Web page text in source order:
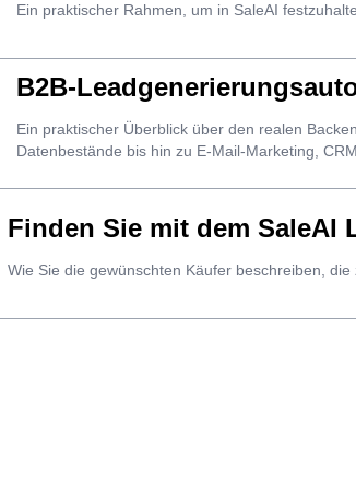
Ein praktischer Rahmen, um in SaleAI
B2B-
Ein praktischer Überblick über den realen
Datenbestände bis hin zu E-Mail-Marketing,
Finden Sie mit dem SaleAI
Wie Sie die gewünschten Käufer beschreiben,